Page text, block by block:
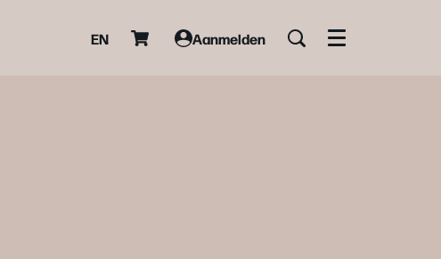
EN Aanmelden Menu